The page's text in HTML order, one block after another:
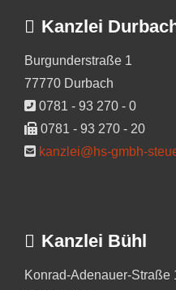
Kanzlei
Burgunderstraße 1
77770 Durbach
0781 - 93 270 - 0
0781 - 93 270 - 20
kanzlei@hs-gmbh-
Kanzlei Bühl
Konrad-Adenauer-Straße